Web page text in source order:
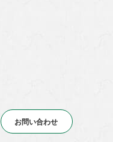
お問い合わせ